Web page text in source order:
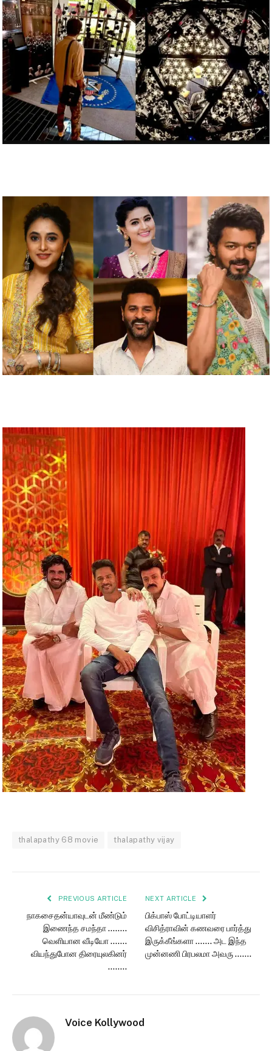
thalapathy 68 movie thalapathy vijay
PREVIOUS ARTICLE
நாகசைதன்யாவுடன் மீண்டும்
இணைந்த சமந்தா ……..
வெளியான வீடியோ …….
வியந்துபோன திரையுலகினர்
……..
NEXT ARTICLE
பிக்பாஸ் போட்டியாளர்
விசித்ராவின் கணவரை பார்த்து
இருக்கீங்களா ……. அட இந்த
முன்னணி பிரபலமா அவரு …….
Voice Kollywood